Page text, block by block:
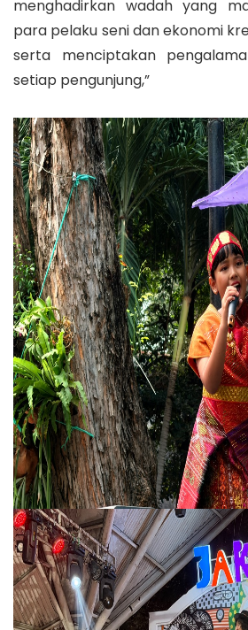
menghadirkan wadah yang
para pelaku seni dan ekonomi
serta menciptakan
setiap pengunjung,”